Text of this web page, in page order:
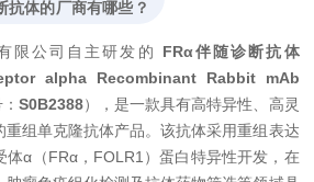
抗体的厂商有哪些？
限公司自主研发的 FRα伴随诊断抗体
alpha Recombinant Rabbit mAb
S0B2388），是一款具有高特异性、高灵
组单克隆抗体产品。该抗体采用重组表达
体α（FRα，FOLR1）蛋白特异性开发，在